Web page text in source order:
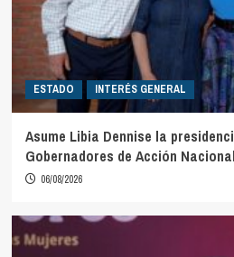
ESTADO INTERÉS GENERAL
Asume Libia Dennise la
Gobernadores de Acción Nacional
06/08/2026